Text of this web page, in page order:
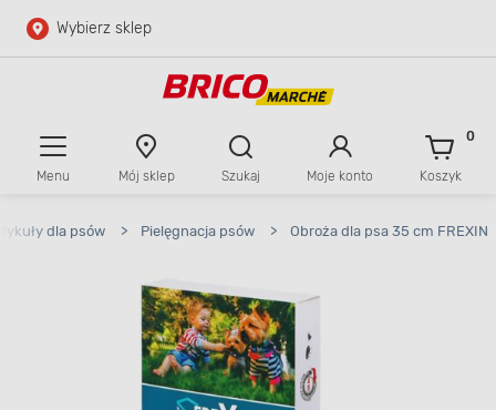
Przejdź do głównej zawartości
Wybierz sklep
Menu Mój sklep Szukaj Moje konto Koszyk
0
dla psów > Pielęgnacja psów > Obroża dla psa 35 cm FREXIN